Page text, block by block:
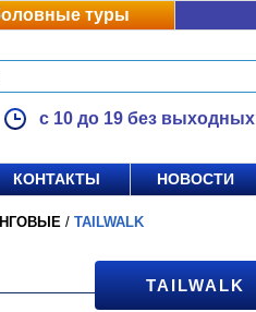
туры
с 10 до 19 без выходных
КОНТАКТЫ НОВОСТИ
/ TAILWALK
TAILWALK